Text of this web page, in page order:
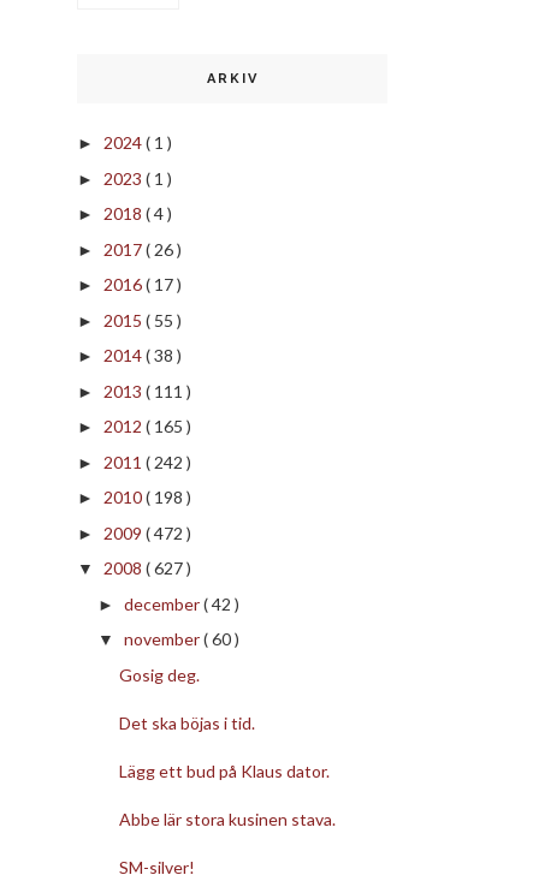
ARKIV
► 2024( 1 )
► 2023 ( 1 )
► 2018 ( 4 )
► 2017( 26 )
► 2016( 17 )
► 2015 ( 55 )
► 2014( 38 )
► 2013 ( 111 )
► 2012 ( 165 )
► 2011 ( 242 )
► 2010( 198 )
► 2009 ( 472 )
▼ 2008 ( 627 )
► december( 42 )
▼ november( 60 )
Gosig deg.
Det ska böjas i tid.
Lägg ett bud på Klaus dator.
Abbe lär stora kusinen stava.
SM-silver!